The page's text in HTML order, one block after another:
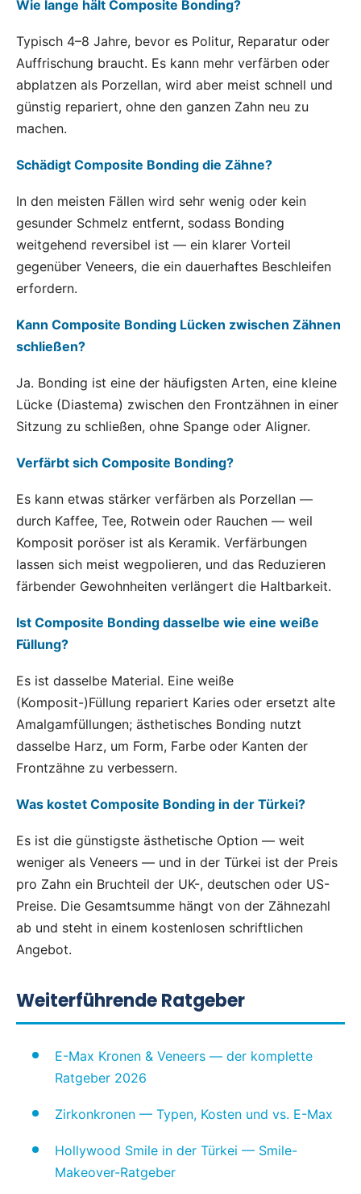
Wie lange hält Composite Bonding?
Typisch 4–8 Jahre, bevor es Politur, Reparatur oder
Auffrischung braucht. Es kann mehr verfärben oder
abplatzen als Porzellan, wird aber meist schnell und
günstig repariert, ohne den ganzen Zahn neu zu
machen.
Schädigt Composite Bonding die Zähne?
In den meisten Fällen wird sehr wenig oder kein
gesunder Schmelz entfernt, sodass Bonding
weitgehend reversibel ist — ein klarer Vorteil
gegenüber Veneers, die ein dauerhaftes Beschleifen
erfordern.
Kann Composite Bonding Lücken zwischen Zähnen
schließen?
Ja. Bonding ist eine der häufigsten Arten, eine kleine
Lücke (Diastema) zwischen den Frontzähnen in einer
Sitzung zu schließen, ohne Spange oder Aligner.
Verfärbt sich Composite Bonding?
Es kann etwas stärker verfärben als Porzellan —
durch Kaffee, Tee, Rotwein oder Rauchen — weil
Komposit poröser ist als Keramik. Verfärbungen
lassen sich meist wegpolieren, und das Reduzieren
färbender Gewohnheiten verlängert die Haltbarkeit.
Ist Composite Bonding dasselbe wie eine weiße
Füllung?
Es ist dasselbe Material. Eine weiße
(Komposit-)Füllung repariert Karies oder ersetzt alte
Amalgamfüllungen; ästhetisches Bonding nutzt
dasselbe Harz, um Form, Farbe oder Kanten der
Frontzähne zu verbessern.
Was kostet Composite Bonding in der Türkei?
Es ist die günstigste ästhetische Option — weit
weniger als Veneers — und in der Türkei ist der Preis
pro Zahn ein Bruchteil der UK-, deutschen oder US-
Preise. Die Gesamtsumme hängt von der Zähnezahl
ab und steht in einem kostenlosen schriftlichen
Angebot.
Weiterführende Ratgeber
E-Max Kronen & Veneers — der komplette
Ratgeber 2026
Zirkonkronen — Typen, Kosten und vs. E-Max
Hollywood Smile in der Türkei — Smile-
Makeover-Ratgeber